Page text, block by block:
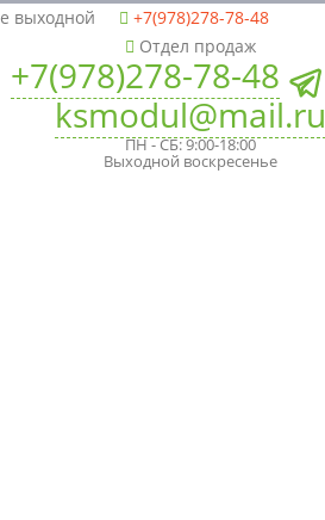
выходной
+7(978)278-78-48
Отдел продаж
+7(978)278-78-48
ksmodul@mail.ru
ПН - СБ: 9:00-18:00
Выходной воскресенье